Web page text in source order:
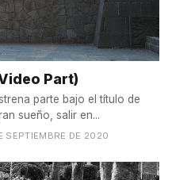
Part)
parte bajo el título de
sueño, salir en...
SEPTIEMBRE DE 2020